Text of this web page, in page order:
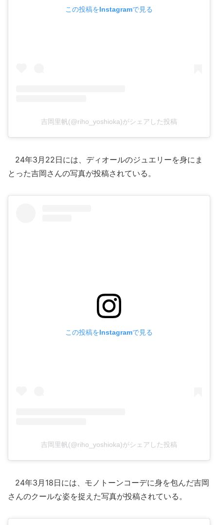
この投稿をInstagramで見る
吉岡里帆(@riho_yoshioka)がシェアした投稿
24年3月22日には、ディオールのジュエリーを身にま
とった吉岡さんの写真が投稿されている。
この投稿をInstagramで見る
吉岡里帆(@riho_yoshioka)がシェアした投稿
24年3月18日には、モノトーンコーデに身を包んだ吉岡
さんのクールな姿を捉えた写真が投稿されている。